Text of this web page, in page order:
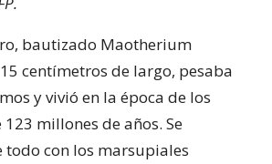
bautizado Maotherium
centímetros de largo, pesaba
y vivió en la época de los
millones de años. Se
con los marsupiales